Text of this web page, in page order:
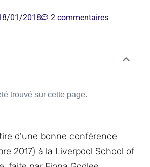
01/2018 2 commentaires
trouvé sur cette page.
d'une bonne conférence
2017) à la Liverpool School of